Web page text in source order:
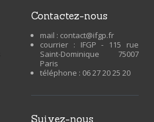
contactez-nous
mail : contact@ifgp.fr
courrier : IFGP - 115 rue
Saint-Dominique 75007
Paris
téléphone : 06 27 20 25 20
suivez-nous